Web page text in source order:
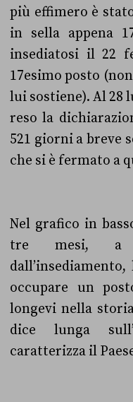
più effimero è
in sella appena
insediatosi il 22
17esimo posto
lui sostiene). Al 28
reso la
521 giorni a breve
che si è fermato a
Nel grafico in
tre mesi, a
occupare un
longevi nella
dice lunga
caratterizza il